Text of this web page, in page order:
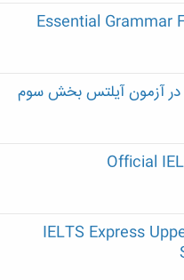
آزمون آیلتس بخش سوم
Official
IELTS Express